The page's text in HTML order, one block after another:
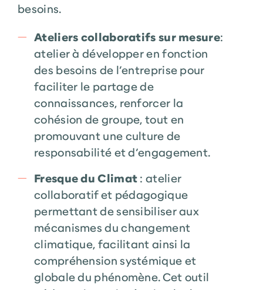
besoins.
Ateliers collaboratifs sur mesure:
atelier à développer en fonction
des besoins de l’entreprise pour
faciliter le partage de
connaissances, renforcer la
cohésion de groupe, tout en
promouvant une culture de
responsabilité et d’engagement.
Fresque du Climat : atelier
collaboratif et pédagogique
permettant de sensibiliser aux
mécanismes du changement
climatique, facilitant ainsi la
compréhension systémique et
globale du phénomène. Cet outil